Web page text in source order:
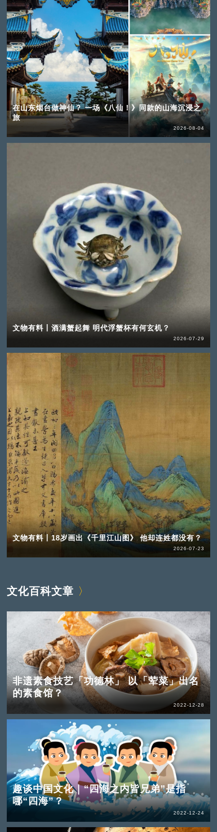
在山东烟台做神仙？ 一场《八仙！》同款的山海沉浸之
旅
2026-08-04
文物有料丨酒满蟹起舞 明代浮蟹杯有何玄机？
2026-07-29
文物有料丨18岁画出《千里江山图》 他却连姓都没有？
2026-07-23
文化百科文章
非遗素食技艺「功德林」 以「荤菜」出名
的素食馆？
2022-12-28
趣谈中国文化｜“四海之内皆兄弟”是指
哪“四海”？
2022-12-24